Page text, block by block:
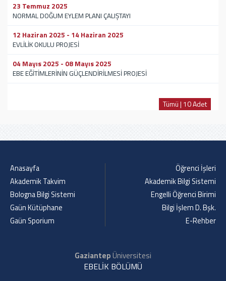
23 Temmuz 2025
NORMAL DOĞUM EYLEM PLANI ÇALIŞTAYI
12 Haziran 2025 - 14 Haziran 2025
EVLİLİK OKULU PROJESİ
04 Mayıs 2025 - 08 Mayıs 2025
EBE EĞİTİMLERİNİN GÜÇLENDİRİLMESİ PROJESİ
Tümü | 10 Adet
Anasayfa
Akademik Takvim
Bologna Bilgi Sistemi
Gaün Kütüphane
Gaün Sporium
Öğrenci İşleri
Akademik Bilgi Sistemi
Engelli Öğrenci Birimi
Bilgi İşlem D. Bşk.
E-Rehber
GaziantepÜniversitesi
EBELİK BÖLÜMÜ